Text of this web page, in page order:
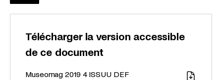
Télécharger la version accessible
de ce document
Télécharger
Museomag 2019 4 ISSUU DEF